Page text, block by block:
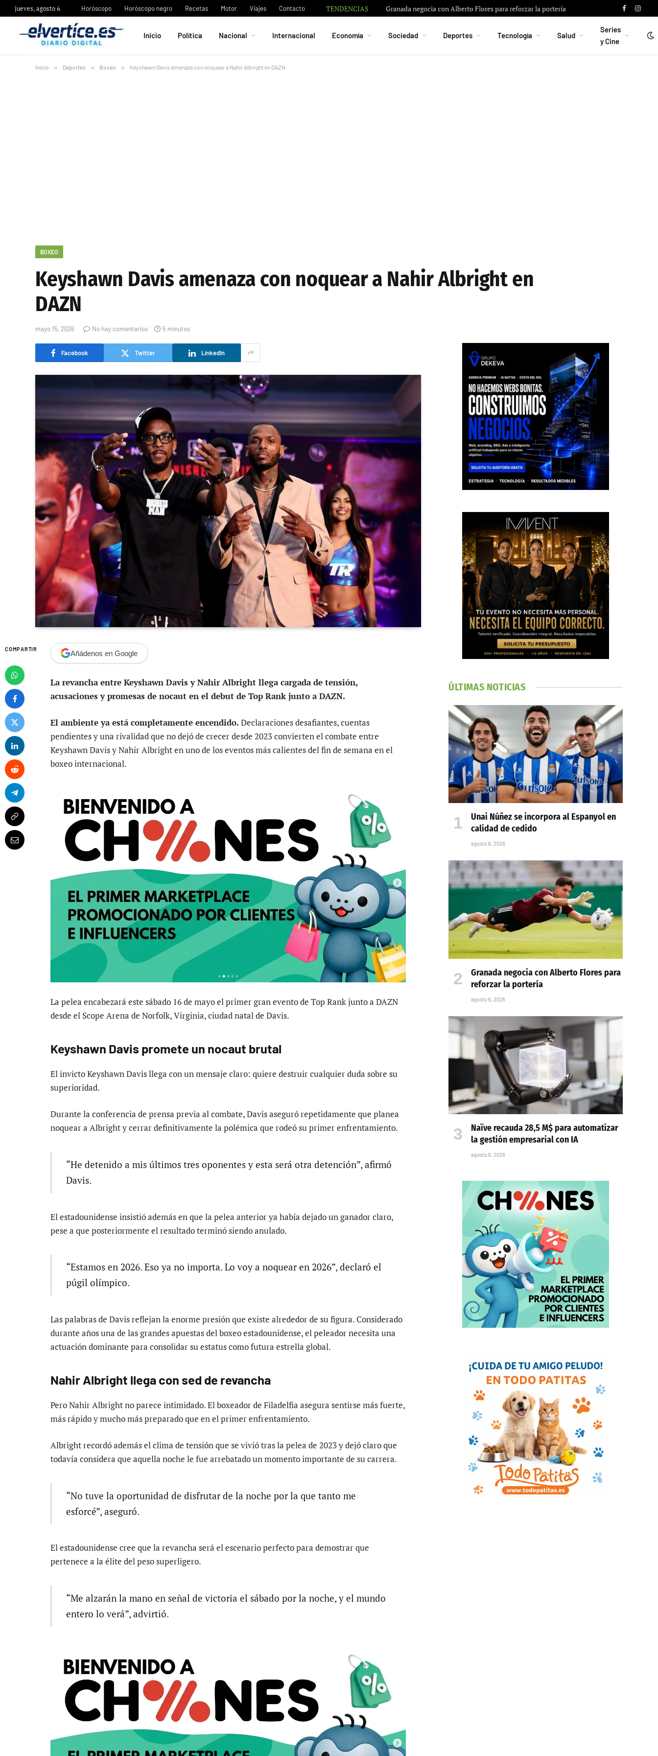
jueves, agosto 6 Horóscopo Horóscopo negro Recetas Motor Viajes Contacto TENDENCIAS Granada negocia con Alberto Flores para reforzar la portería Facebook
Inicio Política Nacional Internacional Economía Sociedad Deportes Tecnología Salud
Series
y Cine
Inicio » Deportes » Boxeo » Keyshawn Davis amenaza con noquear a Nahir Albright en DAZN
BOXEO
Keyshawn Davis amenaza con noquear a Nahir Albright en
DAZN
mayo 15, 2026 No hay comentarios 5 minutos
Facebook Twitter LinkedIn
COMPARTIR Añádenos en Google
La revancha entre Keyshawn Davis y Nahir Albright llega cargada de tensión,
acusaciones y promesas de nocaut en el debut de Top Rank junto a DAZN.
El ambiente ya está completamente encendido. Declaraciones desafiantes, cuentas
pendientes y una rivalidad que no dejó de crecer desde 2023 convierten el combate entre
Keyshawn Davis y Nahir Albright en uno de los eventos más calientes del fin de semana en el
boxeo internacional.
La pelea encabezará este sábado 16 de mayo el primer gran evento de Top Rank junto a DAZN
desde el Scope Arena de Norfolk, Virginia, ciudad natal de Davis.
Keyshawn Davis promete un nocaut brutal
El invicto Keyshawn Davis llega con un mensaje claro: quiere destruir cualquier duda sobre su
superioridad.
Durante la conferencia de prensa previa al combate, Davis aseguró repetidamente que planea
noquear a Albright y cerrar definitivamente la polémica que rodeó su primer enfrentamiento.
“He detenido a mis últimos tres oponentes y esta será otra detención”, afirmó
Davis.
El estadounidense insistió además en que la pelea anterior ya había dejado un ganador claro,
pese a que posteriormente el resultado terminó siendo anulado.
“Estamos en 2026. Eso ya no importa. Lo voy a noquear en 2026”, declaró el
púgil olímpico.
Las palabras de Davis reflejan la enorme presión que existe alrededor de su figura. Considerado
durante años una de las grandes apuestas del boxeo estadounidense, el peleador necesita una
actuación dominante para consolidar su estatus como futura estrella global.
Nahir Albright llega con sed de revancha
Pero Nahir Albright no parece intimidado. El boxeador de Filadelfia asegura sentirse más fuerte,
más rápido y mucho más preparado que en el primer enfrentamiento.
Albright recordó además el clima de tensión que se vivió tras la pelea de 2023 y dejó claro que
todavía considera que aquella noche le fue arrebatado un momento importante de su carrera.
“No tuve la oportunidad de disfrutar de la noche por la que tanto me
esforcé”, aseguró.
El estadounidense cree que la revancha será el escenario perfecto para demostrar que
pertenece a la élite del peso superligero.
“Me alzarán la mano en señal de victoria el sábado por la noche, y el mundo
entero lo verá”, advirtió.
ÚLTIMAS NOTICIAS
Unai Núñez se incorpora al Espanyol en
calidad de cedido
agosto 6, 2026
Granada negocia con Alberto Flores para
reforzar la portería
agosto 6, 2026
Naïve recauda 28,5 M$ para automatizar
la gestión empresarial con IA
agosto 6, 2026